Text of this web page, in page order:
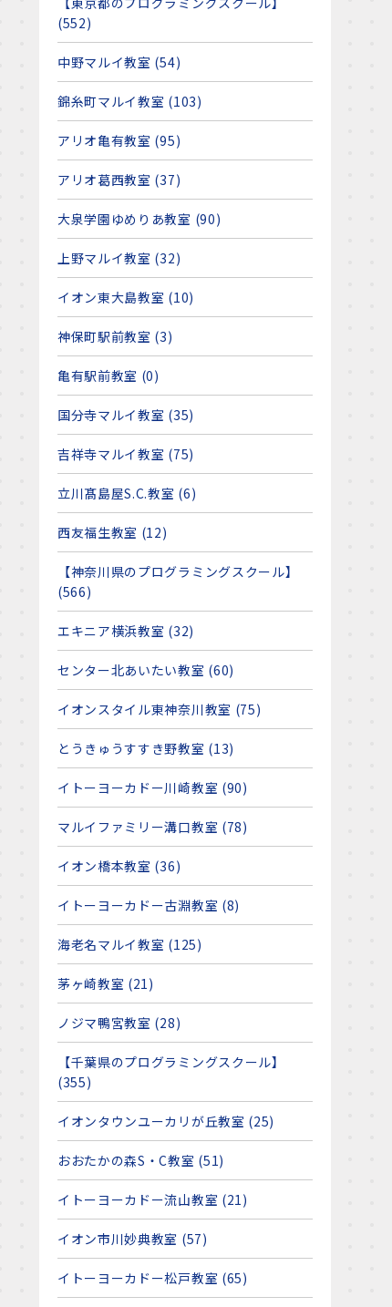
(552)
中野マルイ教室 (54)
錦糸町マルイ教室 (103)
アリオ亀有教室 (95)
アリオ葛西教室 (37)
大泉学園ゆめりあ教室 (90)
上野マルイ教室 (32)
イオン東大島教室 (10)
神保町駅前教室 (3)
亀有駅前教室 (0)
国分寺マルイ教室 (35)
吉祥寺マルイ教室 (75)
立川髙島屋S.C.教室 (6)
西友福生教室 (12)
【神奈川県のプログラミングスクール】
(566)
エキニア横浜教室 (32)
センター北あいたい教室 (60)
イオンスタイル東神奈川教室 (75)
とうきゅうすすき野教室 (13)
イトーヨーカドー川崎教室 (90)
マルイファミリー溝口教室 (78)
イオン橋本教室 (36)
イトーヨーカドー古淵教室 (8)
海老名マルイ教室 (125)
茅ヶ崎教室 (21)
ノジマ鴨宮教室 (28)
【千葉県のプログラミングスクール】
(355)
イオンタウンユーカリが丘教室 (25)
おおたかの森S・C教室 (51)
イトーヨーカドー流山教室 (21)
イオン市川妙典教室 (57)
イトーヨーカドー松戸教室 (65)